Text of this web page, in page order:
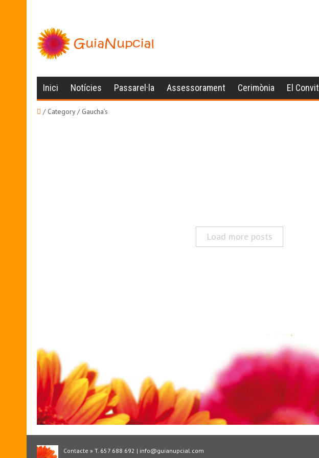
Inici Notícies Passarel·la Assessorament Cerimònia El Convit
/ Category / Gaucha’s
Load more posts
Contacte » T. 657 688 692 | info@guianupcial.com